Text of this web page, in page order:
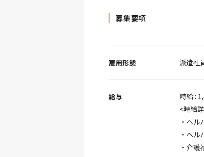
募集要項
雇用形態 派遣社
給与
時給 :
<時給
・ヘ
・ヘ
・介